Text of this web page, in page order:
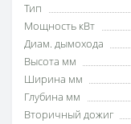
Тип
Мощность кВт
Диам. дымохода
Высота мм
Ширина мм
Глубина мм
Вторичный дожиг